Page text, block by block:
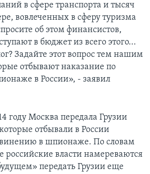
в сфере транспорта и тысяч
вовлеченных в сферу туризма
об этом финансистов,
в бюджет из всего этого...
Задайте этот вопрос тем нашим
отбывают наказание по
в России», - заявил
году Москва передала Грузии
отбывали в России
в шпионаже. По словам
российские власти намереваются
передать Грузии еще